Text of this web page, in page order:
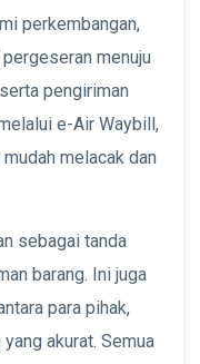
perkembangan,
menuju
pengiriman
e-Air Waybill,
melacak dan
sebagai tanda
barang. Ini juga
para pihak,
akurat. Semua